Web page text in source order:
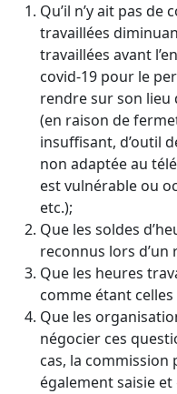
Qu’il n’y ait pas
travaillées
travaillées avant
covid-19 pour le
rendre sur son lieu
(en raison de
insuffisant, d’outil
non adaptée au
est vulnérable ou
etc.);
Que les soldes
reconnus lors
Que les heures
comme étant
Que les
négocier ces
cas, la
également saisie